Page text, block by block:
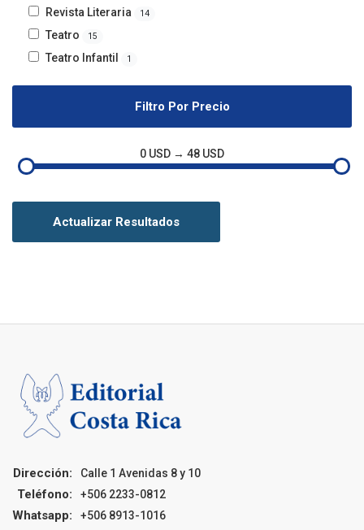
Revista Literaria 14
Teatro 15
Teatro Infantil 1
Filtro Por Precio
0 USD → 48 USD
Actualizar Resultados
Dirección: Calle 1 Avenidas 8 y 10
Teléfono: +506 2233-0812
Whatsapp: +506 8913-1016